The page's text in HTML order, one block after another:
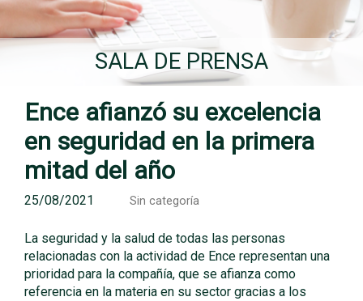
SALA DE PRENSA
Ence afianzó su excelencia
en seguridad en la primera
mitad del año
25/08/2021 Sin categoría
La seguridad y la salud de todas las personas
relacionadas con la actividad de Ence representan una
prioridad para la compañía, que se afianza como
referencia en la materia en su sector gracias a los